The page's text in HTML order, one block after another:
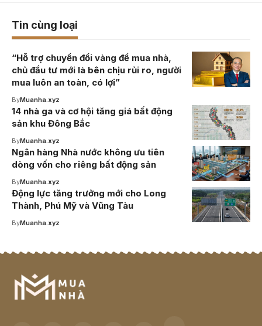
Tin cùng loại
“Hỗ trợ chuyển đổi vàng để mua nhà,
chủ đầu tư mới là bên chịu rủi ro, người
mua luôn an toàn, có lợi”
ByMuanha.xyz
14 nhà ga và cơ hội tăng giá bất động
sản khu Đông Bắc
ByMuanha.xyz
Ngân hàng Nhà nước không ưu tiên
dòng vốn cho riêng bất động sản
ByMuanha.xyz
Động lực tăng trưởng mới cho Long
Thành, Phú Mỹ và Vũng Tàu
ByMuanha.xyz